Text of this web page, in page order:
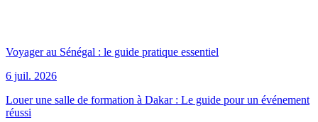
Voyager au Sénégal : le guide pratique essentiel
6 juil. 2026
Louer une salle de formation à Dakar : Le guide pour un événement
réussi